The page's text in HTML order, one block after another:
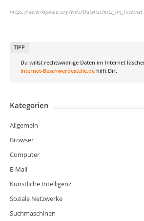
https://de.wikipedia.org/wiki/Datenschutz_im_Internet
TIPP
Du willst rechtswidrige Daten im Internet
Internet-Beschwerdestelle.de hilft Dir.
Kategorien
Allgemein
Browser
Computer
E-Mail
Künstliche Intelligenz
Soziale Netzwerke
Suchmaschinen